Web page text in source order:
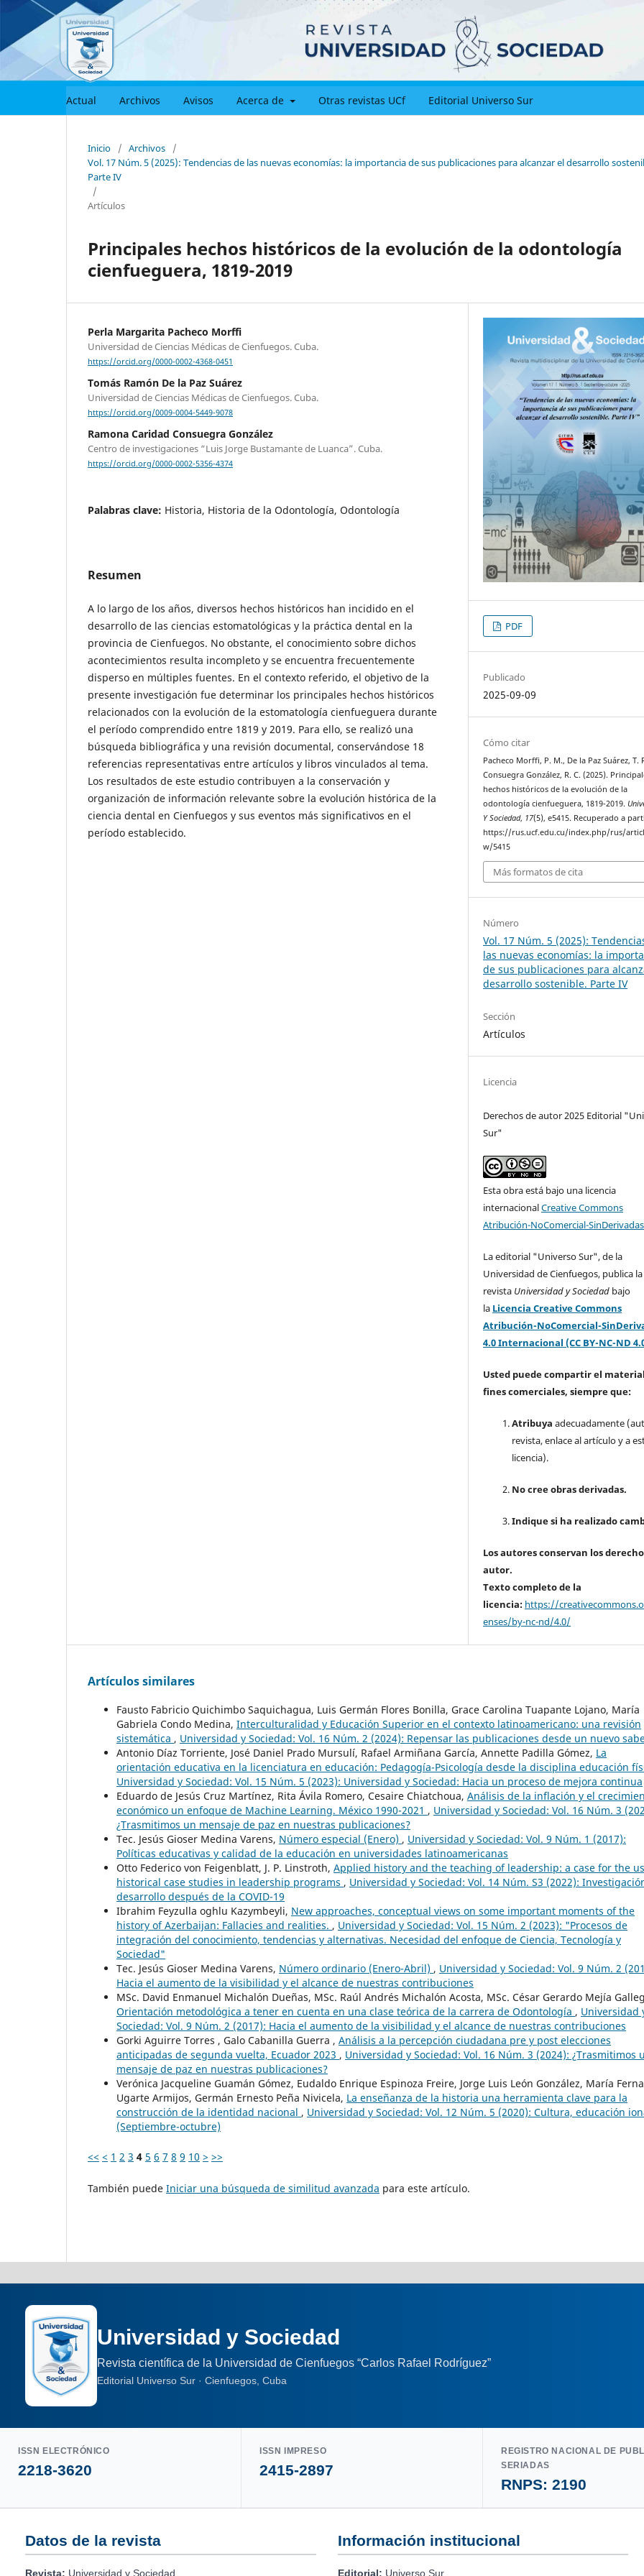
Actual Archivos Avisos Acerca de Otras revistas UCf Editorial Universo Sur
Inicio / Archivos
/
Vol. 17 Núm. 5 (2025): Tendencias de las nuevas economías: la importancia de sus publicaciones para alcanzar el desarrollo
Parte IV
/
Artículos
Principales hechos históricos de la evolución de la odontología
cienfueguera, 1819-2019
Perla Margarita Pacheco Morffi
Universidad de Ciencias Médicas de Cienfuegos. Cuba.
https://orcid.org/0000-0002-4368-0451
Tomás Ramón De la Paz Suárez
Universidad de Ciencias Médicas de Cienfuegos. Cuba.
https://orcid.org/0009-0004-5449-9078
Ramona Caridad Consuegra González
Centro de investigaciones “Luis Jorge Bustamante de Luanca”. Cuba.
https://orcid.org/0000-0002-5356-4374
Palabras clave: Historia, Historia de la Odontología, Odontología
Resumen
A lo largo de los años, diversos hechos históricos han incidido en el
desarrollo de las ciencias estomatológicas y la práctica dental en la
provincia de Cienfuegos. No obstante, el conocimiento sobre dichos
acontecimientos resulta incompleto y se encuentra frecuentemente
disperso en múltiples fuentes. En el contexto referido, el objetivo de la
presente investigación fue determinar los principales hechos históricos
relacionados con la evolución de la estomatología cienfueguera durante
el período comprendido entre 1819 y 2019. Para ello, se realizó una
búsqueda bibliográfica y una revisión documental, conservándose 18
referencias representativas entre artículos y libros vinculados al tema.
Los resultados de este estudio contribuyen a la conservación y
organización de información relevante sobre la evolución histórica de la
ciencia dental en Cienfuegos y sus eventos más significativos en el
período establecido.
PDF
Publicado
2025-09-09
Cómo citar
Pacheco Morffi, P. M., De la Paz Suárez, T.
Consuegra González, R. C. (2025).
hechos históricos de la evolución de la
odontología cienfueguera, 1819-2019.
Y Sociedad, 17(5), e5415. Recuperado a
https://rus.ucf.edu.cu/index.php/rus/
w/5415
Más formatos de cita
Número
Vol. 17 Núm. 5 (2025):
las nuevas economías: la
de sus publicaciones para
desarrollo sostenible. Parte IV
Sección
Artículos
Licencia
Derechos de autor 2025 Editorial
Sur"
Esta obra está bajo una licencia
internacionalCreative Commons
Atribución-NoComercial-
La editorial "Universo Sur", de la
Universidad de Cienfuegos, publica la
revista Universidad y Sociedad bajo
la Licencia Creative Commons
Atribución-NoComercial-
4.0 Internacional (CC BY-NC-ND
Usted puede compartir el
fines comerciales, siempre que:
Atribuya adecuadamente
revista, enlace al artículo y a
licencia).
No cree obras derivadas.
Indique si ha realizado
Los autores conservan los
autor.
Texto completo de la
licencia: https://
enses/by-nc-nd/4.0/
Artículos similares
Fausto Fabricio Quichimbo Saquichagua, Luis Germán Flores Bonilla, Grace Carolina Tuapante Lojano, María
Gabriela Condo Medina, Interculturalidad y Educación Superior en el contexto latinoamericano: una revisión
sistemática , Universidad y Sociedad: Vol. 16 Núm. 2 (2024): Repensar las publicaciones desde un nuevo
Antonio Díaz Torriente, José Daniel Prado Mursulí, Rafael Armiñana García, Annette Padilla Gómez, La
orientación educativa en la licenciatura en educación: Pedagogía-Psicología desde la disciplina educación
Universidad y Sociedad: Vol. 15 Núm. 5 (2023): Universidad y Sociedad: Hacia un proceso de mejora continua
Eduardo de Jesús Cruz Martínez, Rita Ávila Romero, Cesaire Chiatchoua, Análisis de la inflación y el
económico un enfoque de Machine Learning. México 1990-2021 , Universidad y Sociedad: Vol. 16 Núm. 3
¿Trasmitimos un mensaje de paz en nuestras publicaciones?
Tec. Jesús Gioser Medina Varens, Número especial (Enero) , Universidad y Sociedad: Vol. 9 Núm. 1 (2017):
Políticas educativas y calidad de la educación en universidades latinoamericanas
Otto Federico von Feigenblatt, J. P. Linstroth, Applied history and the teaching of leadership: a case for the
historical case studies in leadership programs , Universidad y Sociedad: Vol. 14 Núm. S3 (2022):
desarrollo después de la COVID-19
Ibrahim Feyzulla oghlu Kazymbeyli, New approaches, conceptual views on some important moments of the
history of Azerbaijan: Fallacies and realities. , Universidad y Sociedad: Vol. 15 Núm. 2 (2023): "Procesos de
integración del conocimiento, tendencias y alternativas. Necesidad del enfoque de Ciencia, Tecnología y
Sociedad"
Tec. Jesús Gioser Medina Varens, Número ordinario (Enero-Abril) , Universidad y Sociedad: Vol. 9 Núm. 2
Hacia el aumento de la visibilidad y el alcance de nuestras contribuciones
MSc. David Enmanuel Michalón Dueñas, MSc. Raúl Andrés Michalón Acosta, MSc. César Gerardo Mejía
Orientación metodológica a tener en cuenta en una clase teórica de la carrera de Odontología , Universidad
Sociedad: Vol. 9 Núm. 2 (2017): Hacia el aumento de la visibilidad y el alcance de nuestras contribuciones
Gorki Aguirre Torres , Galo Cabanilla Guerra , Análisis a la percepción ciudadana pre y post elecciones
anticipadas de segunda vuelta, Ecuador 2023 , Universidad y Sociedad: Vol. 16 Núm. 3 (2024): ¿Trasmitimos
mensaje de paz en nuestras publicaciones?
Verónica Jacqueline Guamán Gómez, Eudaldo Enrique Espinoza Freire, Jorge Luis León González, María
Ugarte Armijos, Germán Ernesto Peña Nivicela, La enseñanza de la historia una herramienta clave para la
construcción de la identidad nacional , Universidad y Sociedad: Vol. 12 Núm. 5 (2020): Cultura, educación
(Septiembre-octubre)
<< < 1 2 3 4 5 6 7 8 9 10 > >>
También puede Iniciar una búsqueda de similitud avanzada para este artículo.
Universidad y Sociedad
Revista científica de la Universidad de Cienfuegos “Carlos Rafael Rodríguez”
Editorial Universo Sur · Cienfuegos, Cuba
ISSN ELECTRÓNICO
2218-3620
ISSN IMPRESO
2415-2897
REGISTRO NACIONAL DE
SERIADAS
RNPS: 2190
Datos de la revista
Revista: Universidad y Sociedad
Información institucional
Editorial: Universo Sur